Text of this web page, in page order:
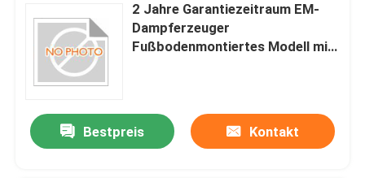
2 Jahre Garantiezeitraum EM-
Dampferzeuger
Fußbodenmontiertes Modell mit
Bestpreis
Kontakt